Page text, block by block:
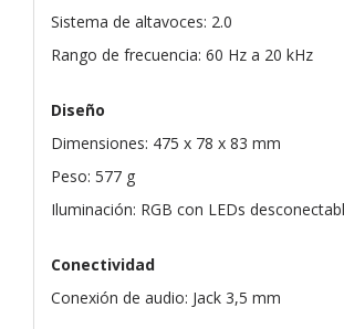
Sistema de altavoces: 2.0
Rango de frecuencia: 60 Hz a 20 kHz
Diseño
Dimensiones: 475 x 78 x 83 mm
Peso: 577 g
Iluminación: RGB con LEDs
Conectividad
Conexión de audio: Jack 3,5 mm